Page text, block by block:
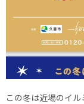
この冬は近場のイ